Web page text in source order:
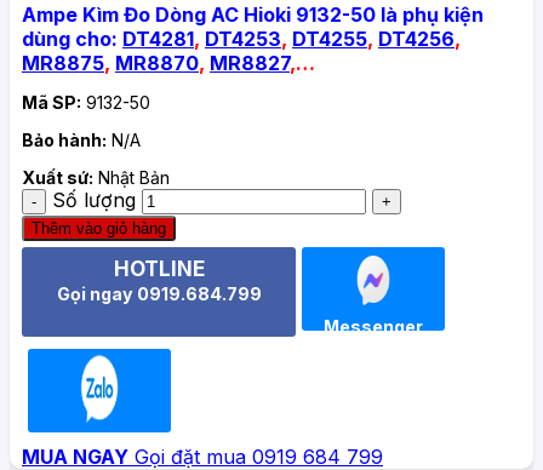
Ampe Kìm Đo Dòng AC Hioki 9132-50 là phụ kiện
dùng cho: DT4281, DT4253, DT4255, DT4256,
MR8875, MR8870, MR8827,…
Mã SP: 9132-50
Bảo hành: N/A
Xuất sứ: Nhật Bản
Số lượng
Thêm vào giỏ hàng
HOTLINE
Gọi ngay 0919.684.799
Messenger
MUA NGAY Gọi đặt mua 0919 684 799